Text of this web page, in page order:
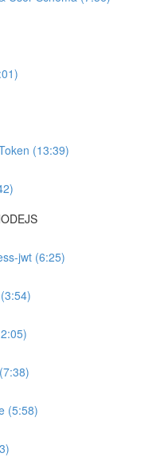
(13:39)
jwt (6:25)
(5:58)